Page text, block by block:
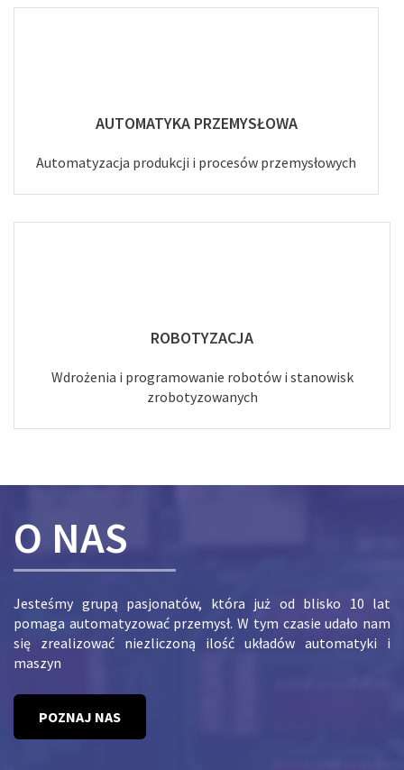
AUTOMATYKA PRZEMYSŁOWA
Automatyzacja produkcji i procesów przemysłowych
ROBOTYZACJA
Wdrożenia i programowanie robotów i stanowisk
zrobotyzowanych
O NAS
Jesteśmy grupą pasjonatów, która już od blisko 10 lat
pomaga automatyzować przemysł. W tym czasie udało nam
się zrealizować niezliczoną ilość układów automatyki i
maszyn
POZNAJ NAS